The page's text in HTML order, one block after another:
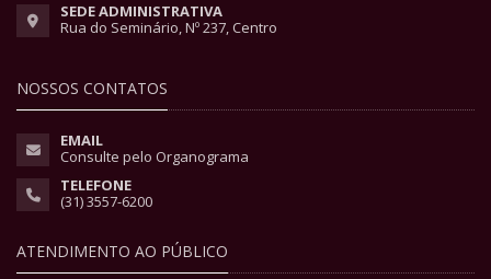
SEDE ADMINISTRATIVA
Rua do Seminário, Nº 237, Centro
NOSSOS CONTATOS
EMAIL
Consulte pelo Organograma
TELEFONE
(31) 3557-6200
ATENDIMENTO AO PÚBLICO